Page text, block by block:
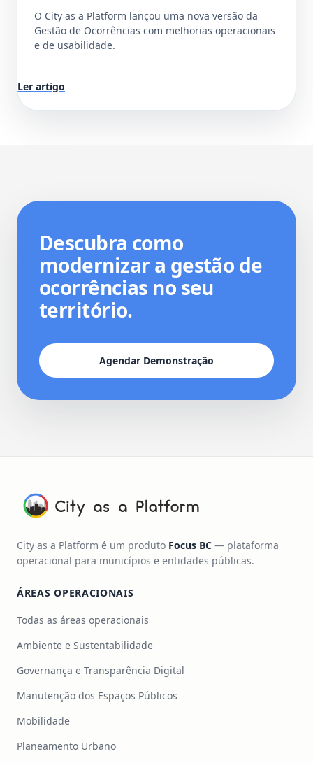
O City as a Platform lançou uma nova versão da
Gestão de Ocorrências com melhorias operacionais
e de usabilidade.
Ler artigo
Descubra como
modernizar a gestão de
ocorrências no seu
território.
Agendar Demonstração
City as a Platform é um produto Focus BC — plataforma
operacional para municípios e entidades públicas.
ÁREAS OPERACIONAIS
Todas as áreas operacionais
Ambiente e Sustentabilidade
Governança e Transparência Digital
Manutenção dos Espaços Públicos
Mobilidade
Planeamento Urbano